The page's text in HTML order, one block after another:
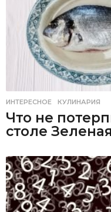
ИНТЕРЕСНОЕ ,КУЛИНАРИЯ
Что не
столе